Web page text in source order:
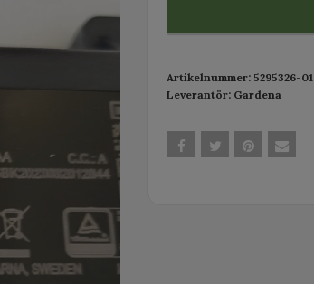
Artikelnummer: 5295326-01
Leverantör: Gardena